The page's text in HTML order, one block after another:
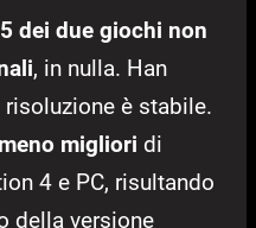
dei due giochi non
, in nulla. Han
è stabile.
migliori di
4 e PC, risultando
della versione